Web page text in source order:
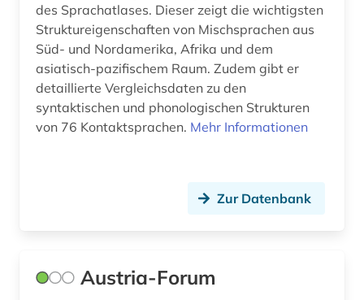
indianersprachen (1)
indien (1)
indigene völker (1)
indigenes volk (2)
international (1)
des Sprachatlases. Dieser zeigt die wichtigsten
Struktureigenschaften von Mischsprachen aus
Süd- und Nordamerika, Afrika und dem
asiatisch-pazifischem Raum. Zudem gibt er
detaillierte Vergleichsdaten zu den
syntaktischen und phonologischen Strukturen
von 76 Kontaktsprachen. Mehr Informationen
Zur Datenbank
Austria-Forum